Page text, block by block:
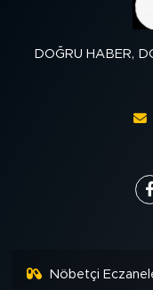
DOĞRU HABER,
Nöbetçi